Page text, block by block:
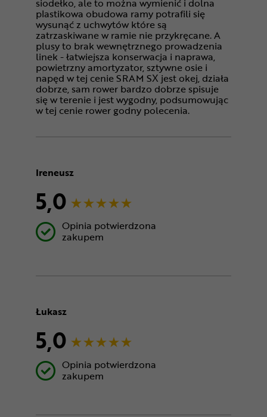
siodełko, ale to można wymienić i dolna
plastikowa obudowa ramy potrafili się
wysunąć z uchwytów które są
zatrzaskiwane w ramie nie przykręcane. A
plusy to brak wewnętrznego prowadzenia
linek - łatwiejsza konserwacja i naprawa,
powietrzny amortyzator, sztywne osie i
napęd w tej cenie SRAM SX jest okej, działa
dobrze, sam rower bardzo dobrze spisuje
się w terenie i jest wygodny, podsumowując
w tej cenie rower godny polecenia.
Ireneusz
5,0
Opinia potwierdzona
zakupem
Łukasz
5,0
Opinia potwierdzona
zakupem